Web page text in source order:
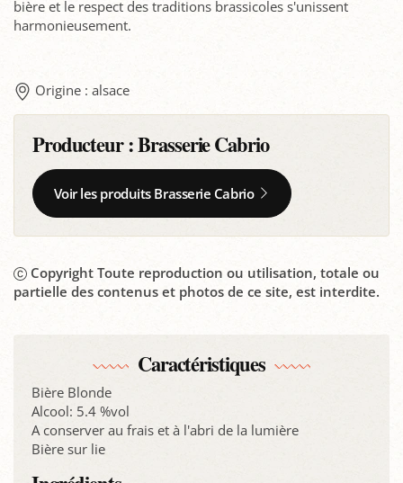
bière et le respect des traditions brassicoles s'unissent
harmonieusement.
Origine : alsace
Producteur :Brasserie Cabrio
Voir les produits Brasserie Cabrio
Copyright Toute reproduction ou utilisation, totale ou
partielle des contenus et photos de ce site, est interdite.
Caractéristiques
Bière Blonde
Alcool: 5.4 %vol
A conserver au frais et à l'abri de la lumière
Bière sur lie